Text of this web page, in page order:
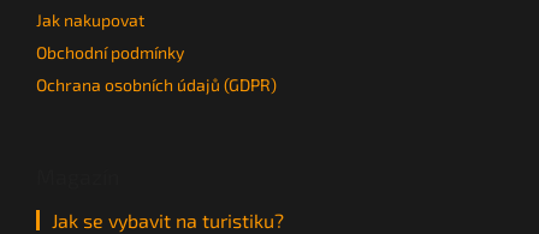
Jak nakupovat
Obchodní podmínky
Ochrana osobních údajů (GDPR)
Jak se vybavit na turistiku?